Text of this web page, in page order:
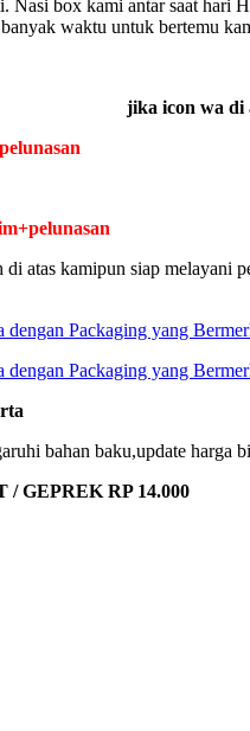
box kami antar saat hari
waktu untuk bertemu
jika icon wa di
atas kamipun siap melayani
bahan baku,update harga
GEPREK RP 14.000